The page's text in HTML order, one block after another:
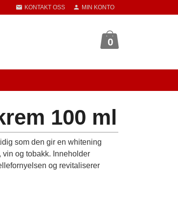
KONTAKT OSS MIN KONTO
0
100 ml
som den gir en whitening
vin og tobakk. Inneholder
og revitaliserer